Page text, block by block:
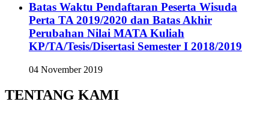
Batas Waktu Pendaftaran Peserta Wisuda
Perta TA 2019/2020 dan Batas Akhir
Perubahan Nilai MATA Kuliah
KP/TA/Tesis/Disertasi Semester I 2018/2019
04 November 2019
TENTANG KAMI